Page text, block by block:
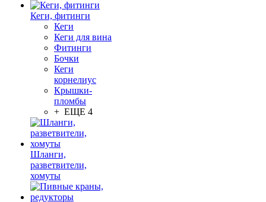
Кеги, фитинги
Кеги
Кеги для вина
Фитинги
Бочки
Кеги
корнелиус
Крышки-
пломбы
+ ЕЩЕ 4
Шланги,
разветвители,
хомуты